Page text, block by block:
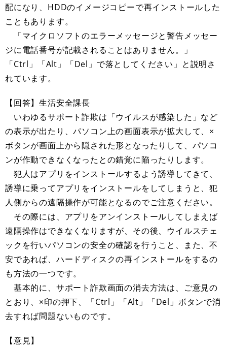
配になり、HDDのイメージコピーで再インストールした
こともあります。
「マイクロソフトのエラーメッセージと警告メッセー
ジに電話番号が記載されることはありません。」
「Ctrl」「Alt」「Del」で落としてください」と説明さ
れています。
【回答】生活安全課長
いわゆるサポート詐欺は「ウイルスが感染した」など
の表示が出たり、パソコン上の画面表示が拡大して、×
ボタンが画面上から隠された形となったりして、パソコ
ンが作動できなくなったとの錯覚に陥ったりします。
犯人はアプリをインストールするよう誘導してきて、
誘導に乗ってアプリをインストールをしてしまうと、犯
人側からの遠隔操作が可能となるのでご注意ください。
その際には、アプリをアンインストールしてしまえば
遠隔操作はできなくなりますが、その後、ウイルスチェ
ックを行いパソコンの安全の確認を行うこと、また、不
安であれば、ハードディスクの再インストールをするの
も方法の一つです。
基本的に、サポート詐欺画面の消去方法は、ご意見の
とおり、×印の押下、「Ctrl」「Alt」「Del」ボタンで消
去すれば問題ないものです。
【意見】